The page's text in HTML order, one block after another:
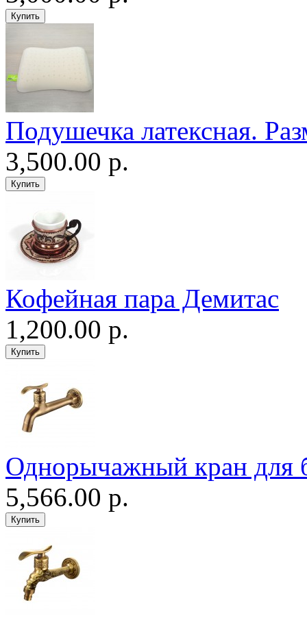
Подушечка латексная.
3,500.00 р.
Кофейная пара Демитас
1,200.00 р.
Однорычажный кран для
5,566.00 р.